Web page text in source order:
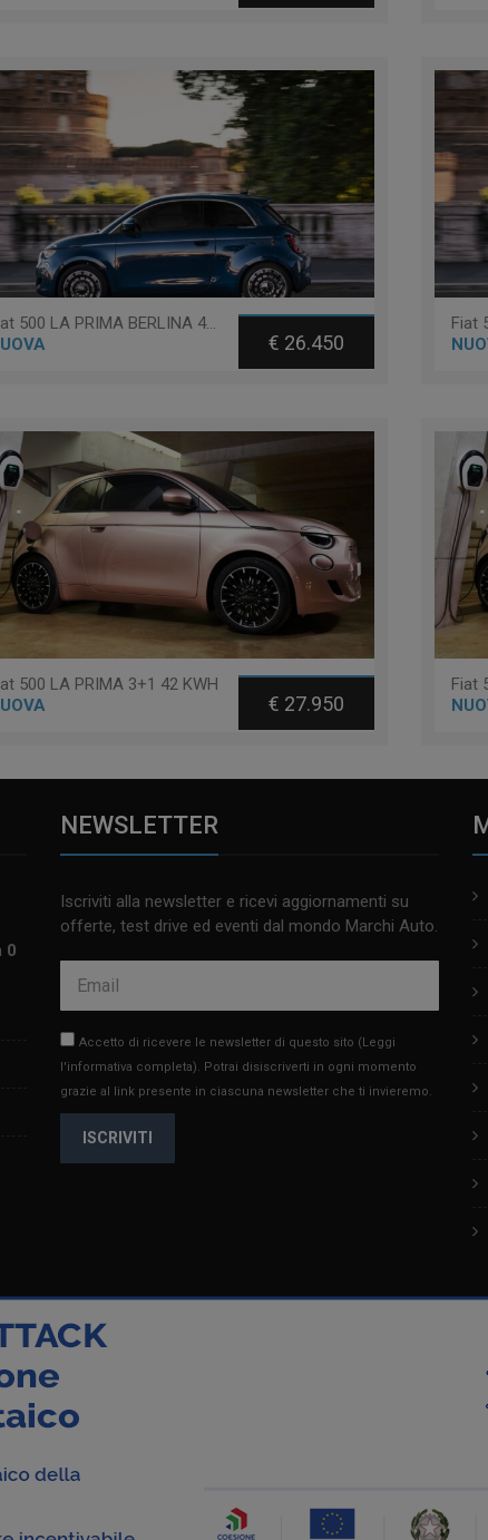
Fiat 500 LA PRIMA BERLINA 42 KWH
€ 26.450
500 LA PRIMA 3+1 42 KWH
€ 27.950
0
NEWSLETTER
Iscriviti alla newsletter e ricevi aggiornamenti su
offerte, test drive ed eventi dal mondo Marchi Auto.
Accetto di ricevere le newsletter di questo sito (Leggi
l'informativa completa). Potrai disiscriverti in ogni momento
grazie al link presente in ciascuna newsletter che ti invieremo.
ISCRIVITI